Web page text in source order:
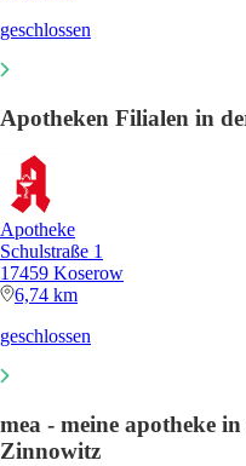
geschlossen
Apotheken Filialen in
Apotheke
Schulstraße 1
17459 Koserow
6,74 km
geschlossen
mea - meine apotheke
Zinnowitz